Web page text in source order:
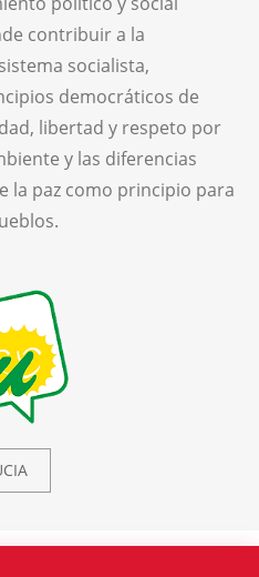
contribuir a la
socialista,
democráticos de
libertad y respeto por
y las diferencias
la paz como principio para